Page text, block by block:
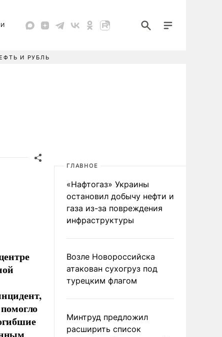
И РУБЛЬ
ГЛАВНОЕ
«Нафтогаз» Украины
остановил добычу нефти и
газа из-за повреждения
инфраструктуры
Возле Новороссийска
атакован сухогруз под
турецким флагом
Минтруд предложил
расширить список